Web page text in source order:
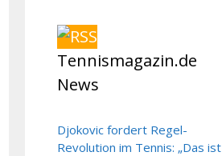
Tennismagazin.de
News
Djokovic fordert Regel-
Revolution im Tennis: „Das ist